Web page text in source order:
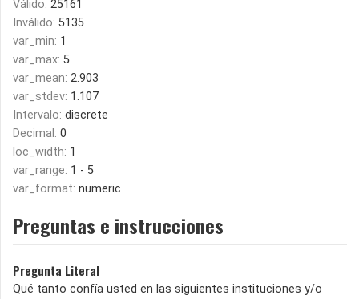
Válido: 25161
Inválido: 5135
var_min: 1
var_max: 5
var_mean: 2.903
var_stdev: 1.107
Intervalo: discrete
Decimal: 0
loc_width: 1
var_range: 1 - 5
var_format: numeric
Preguntas e instrucciones
Pregunta Literal
Qué tanto confía usted en las siguientes instituciones y/o